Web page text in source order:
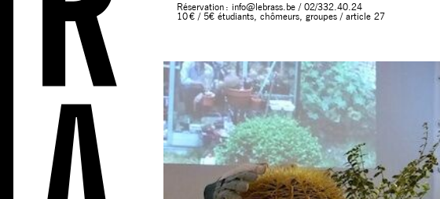
Réservation : info@lebrass.be / 02/332.40.24
10 € / 5€ étudiants, chômeurs, groupes / article 27